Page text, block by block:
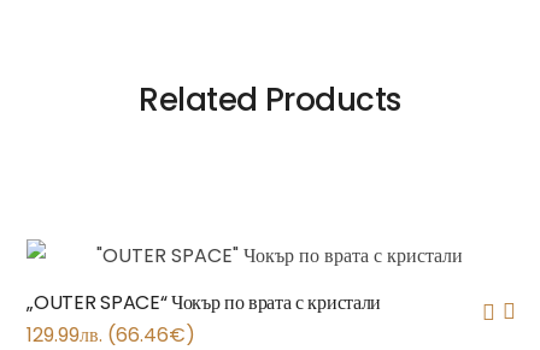
Related Products
„OUTER SPACE“ Чокър по врата с кристали
129.99лв. (66.46€)